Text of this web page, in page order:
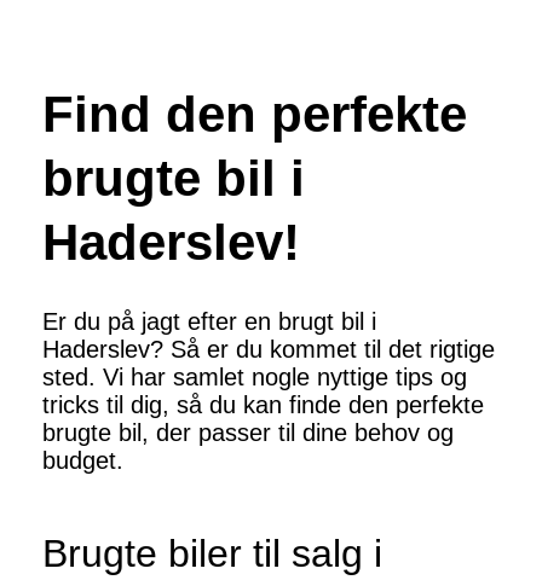
Find den perfekte
brugte bil i
Haderslev!
Er du på jagt efter en brugt bil i
Haderslev? Så er du kommet til det rigtige
sted. Vi har samlet nogle nyttige tips og
tricks til dig, så du kan finde den perfekte
brugte bil, der passer til dine behov og
budget.
Brugte biler til salg i